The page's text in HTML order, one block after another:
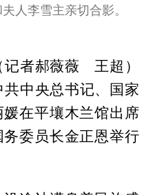
人李雪主亲切合影。
记者郝薇薇 王超）
中央总书记、国家
在平壤木兰馆出席
委员长金正恩举行